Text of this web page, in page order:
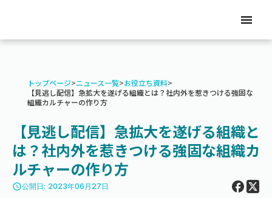
menu
トップページ>ニュース一覧>お役立ち資料>
【見逃し配信】急拡大を遂げる組織とは？社内外を惹きつける強固な
組織カルチャーの作り方
【見逃し配信】急拡大を遂げる組織と
は？社内外を惹きつける強固な組織カ
ルチャーの作り方
access_time公開日: 2023年06月27日